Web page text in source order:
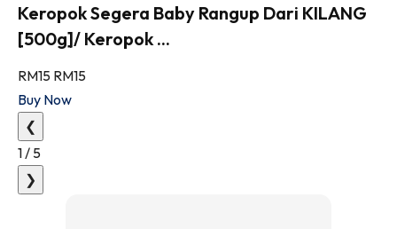
Keropok Segera Baby Rangup Dari KILANG
[500g]/ Keropok ...
RM15 RM15
Buy Now
❮
1 / 5
❯